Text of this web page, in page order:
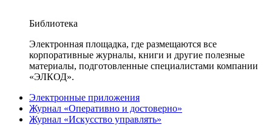
Библиотека
Электронная площадка, где размещаются все
корпоративные журналы, книги и другие полезные
материалы, подготовленные специалистами компании
«ЭЛКОД».
Электронные приложения
Журнал «Оперативно и достоверно»
Журнал «Искусство управлять»